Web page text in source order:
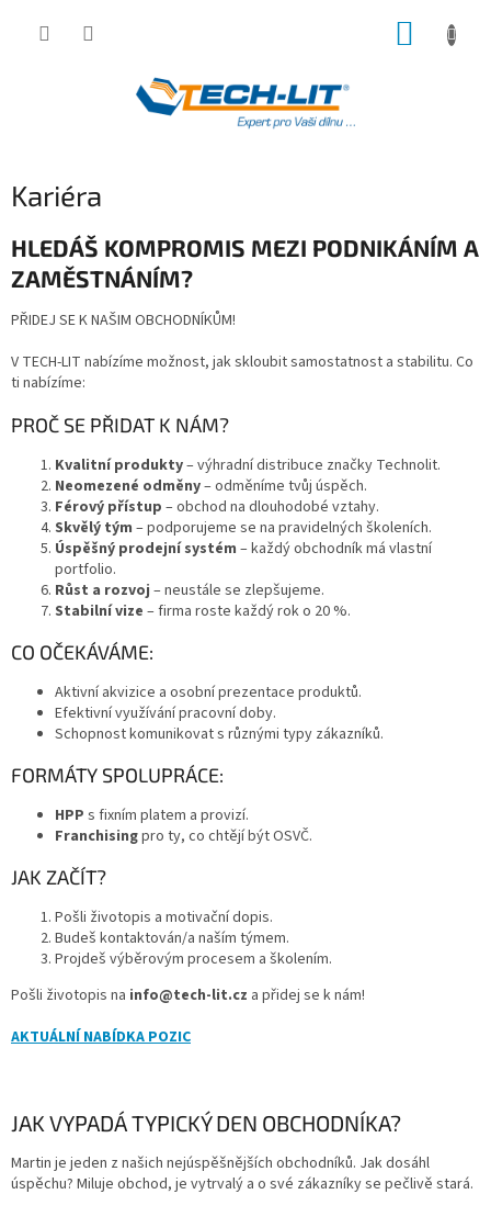
Kariéra
HLEDÁŠ KOMPROMIS MEZI PODNIKÁNÍM A
ZAMĚSTNÁNÍM?
PŘIDEJ SE K NAŠIM OBCHODNÍKŮM!
V TECH-LIT nabízíme možnost, jak skloubit samostatnost a stabilitu. Co
ti nabízíme:
PROČ SE PŘIDAT K NÁM?
Kvalitní produkty– výhradní distribuce značky Technolit.
Neomezené odměny– odměníme tvůj úspěch.
Férový přístup – obchod na dlouhodobé vztahy.
Skvělý tým – podporujeme se na pravidelných školeních.
Úspěšný prodejní systém – každý obchodník má vlastní
portfolio.
Růst a rozvoj – neustále se zlepšujeme.
Stabilní vize – firma roste každý rok o 20 %.
CO OČEKÁVÁME:
Aktivní akvizice a osobní prezentace produktů.
Efektivní využívání pracovní doby.
Schopnost komunikovat s různými typy zákazníků.
FORMÁTY SPOLUPRÁCE:
HPP s fixním platem a provizí.
Franchisingpro ty, co chtějí být OSVČ.
JAK ZAČÍT?
Pošli životopis a motivační dopis.
Budeš kontaktován/a naším týmem.
Projdeš výběrovým procesem a školením.
Pošli životopis na info@tech-lit.cz a přidej se k nám!
AKTUÁLNÍ NABÍDKA POZIC
JAK VYPADÁ TYPICKÝ DEN OBCHODNÍKA?
Martin je jeden z našich nejúspěšnějších obchodníků. Jak dosáhl
úspěchu? Miluje obchod, je vytrvalý a o své zákazníky se pečlivě stará.